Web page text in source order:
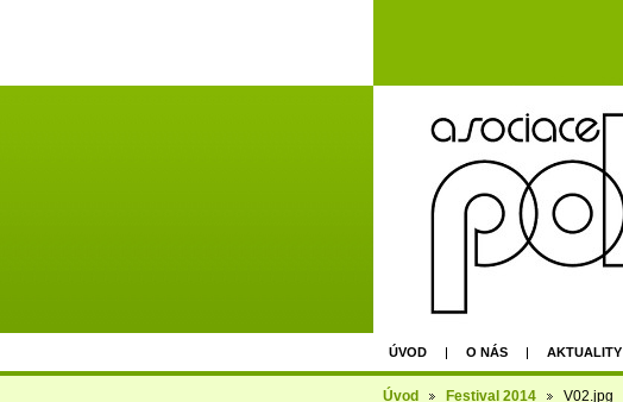
ÚVOD O NÁS AKTUALITY
AGM - EPU PRAGUE 2022
Úvod Festival 2014 V02.jpg